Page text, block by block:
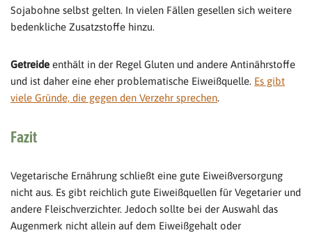
Sojabohne selbst gelten. In vielen Fällen gesellen sich weitere
bedenkliche Zusatzstoffe hinzu.
Getreide enthält in der Regel Gluten und andere Antinährstoffe
und ist daher eine eher problematische Eiweißquelle. Es gibt
viele Gründe, die gegen den Verzehr sprechen.
Fazit
Vegetarische Ernährung schließt eine gute Eiweißversorgung
nicht aus. Es gibt reichlich gute Eiweißquellen für Vegetarier und
andere Fleischverzichter. Jedoch sollte bei der Auswahl das
Augenmerk nicht allein auf dem Eiweißgehalt oder